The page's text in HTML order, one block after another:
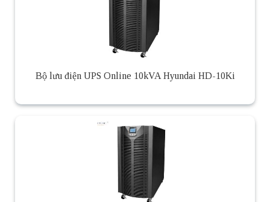
Bộ lưu điện UPS Online 10kVA Hyundai HD-10Ki